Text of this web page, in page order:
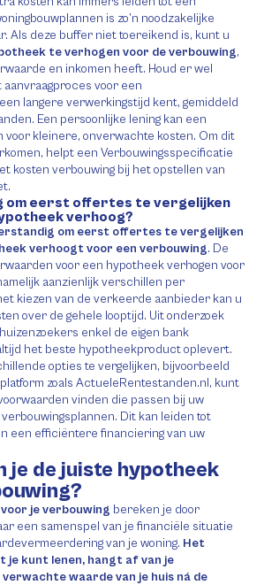
is zo’n noodzakelijke
Als deze buffer niet toereikend is, kunt u
te verhogen voor de verbouwing,
en inkomen heeft. Houd er wel
voor een
langere verwerkingstijd kent, gemiddeld
Een persoonlijke lening kan een
voor kleinere, onverwachte kosten. Om dit
helpt een Verbouwingsspecificatie
kosten verbouwing bij het opstellen van
om eerst offertes te vergelijken
verhoog?
om eerst offertes te vergelijken
verhoogt voor een verbouwing. De
voor een hypotheek verhogen voor
aanzienlijk verschillen per
kiezen van de verkeerde aanbieder kan u
over de gehele looptijd. Uit onderzoek
enkel de eigen bank
het beste hypotheekproduct oplevert.
opties te vergelijken, bijvoorbeeld
zoals ActueleRentestanden.nl, kunt
vinden die passen bij uw
Dit kan leiden tot
een efficiëntere financiering van uw
je de juiste hypotheek
je verbouwing bereken je door
een samenspel van je financiële situatie
van je woning. Het
je kunt lenen, hangt af van je
waarde van je huis ná de